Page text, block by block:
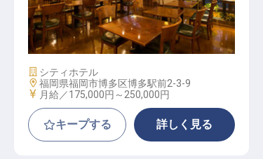
レストランサービス（残業なし／セ
カンドキャリア支援／週休2日制）
施設業態
シティホテル
勤務地
福岡県福岡市博多区博多駅前2-3-9
給与
月給／175,000円～ 250,000円
キープする 詳しく見る